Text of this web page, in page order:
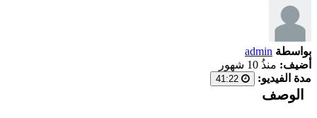
بواسطة admin
أضيف: منذُ 10 شهور
مدة الفيديو:
الوصف